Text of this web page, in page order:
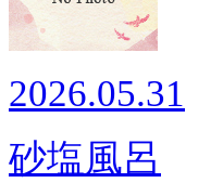
2026.05.31
砂塩風呂